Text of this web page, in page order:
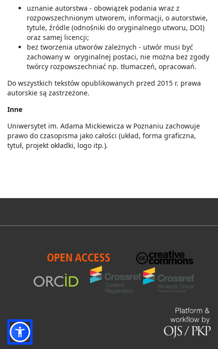
uznanie autorstwa - obowiązek podania wraz z
rozpowszechnionym utworem, informacji, o autorstwie,
tytule, źródle (odnośniki do oryginalnego utworu, DOI)
oraz samej licencji;
bez tworzenia utworów zależnych - utwór musi być
zachowany w oryginalnej postaci, nie można bez zgody
twórcy rozpowszechniać np. tłumaczeń, opracowań.
Do wszystkich tekstów opublikowanych przed 2015 r. prawa
autorskie są zastrzeżone.
Inne
Uniwersytet im. Adama Mickiewicza w Poznaniu zachowuje
prawo do czasopisma jako całości (układ, forma graficzna,
tytuł, projekt okładki, logo itp.).